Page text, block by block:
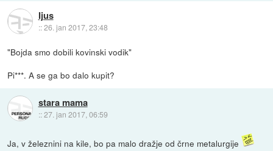
Ijus
::26. jan 2017, 23:48
"Bojda smo dobili kovinski vodik"
Pi***. A se ga bo dalo kupit?
stara mama
::27. jan 2017, 06:59
Ja, v železnini na kile, bo pa malo dražje od črne metalurgije